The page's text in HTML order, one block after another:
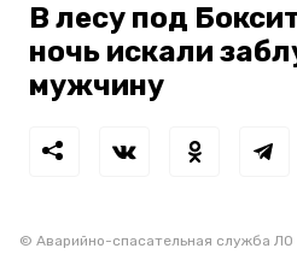
В лесу под
ночь искали
мужчину
© Аварийно-спасательная служба ЛО